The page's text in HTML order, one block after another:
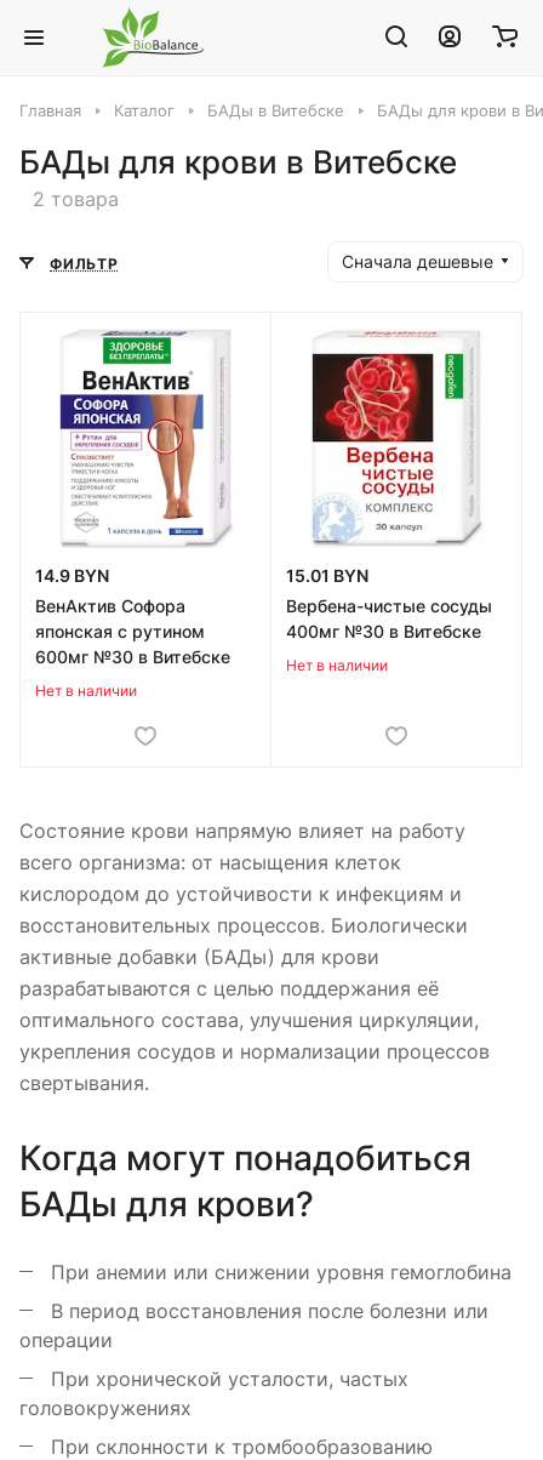
Главная Каталог БАДы в Витебске БАДы для крови в
БАДы для крови в Витебске
2 товара
ФИЛЬТР Сначала дешевые
14.9 BYN
ВенАктив Софора
японская с рутином
600мг №30 в Витебске
Нет в наличии
15.01 BYN
Вербена-чистые сосуды
400мг №30 в Витебске
Нет в наличии
Состояние крови напрямую влияет на работу
всего организма: от насыщения клеток
кислородом до устойчивости к инфекциям и
восстановительных процессов. Биологически
активные добавки (БАДы) для крови
разрабатываются с целью поддержания её
оптимального состава, улучшения циркуляции,
укрепления сосудов и нормализации процессов
свертывания.
Когда могут понадобиться
БАДы для крови?
При анемии или снижении уровня гемоглобина
В период восстановления после болезни или
операции
При хронической усталости, частых
головокружениях
При склонности к тромбообразованию